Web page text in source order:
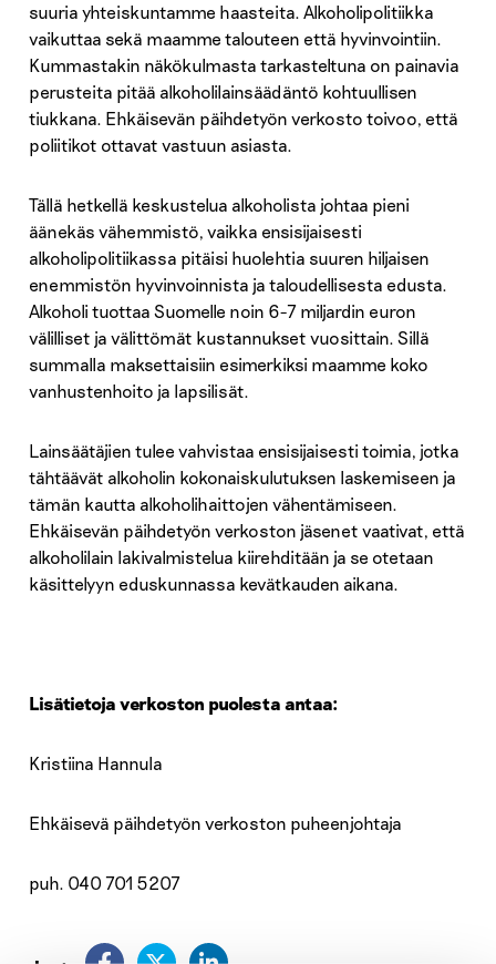
suuria yhteiskuntamme haasteita. Alkoholipolitiikka
vaikuttaa sekä maamme talouteen että hyvinvointiin.
Kummastakin näkökulmasta tarkasteltuna on painavia
perusteita pitää alkoholilainsäädäntö kohtuullisen
tiukkana. Ehkäisevän päihdetyön verkosto toivoo, että
poliitikot ottavat vastuun asiasta.
Tällä hetkellä keskustelua alkoholista johtaa pieni
äänekäs vähemmistö, vaikka ensisijaisesti
alkoholipolitiikassa pitäisi huolehtia suuren hiljaisen
enemmistön hyvinvoinnista ja taloudellisesta edusta.
Alkoholi tuottaa Suomelle noin 6-7 miljardin euron
välilliset ja välittömät kustannukset vuosittain. Sillä
summalla maksettaisiin esimerkiksi maamme koko
vanhustenhoito ja lapsilisät.
Lainsäätäjien tulee vahvistaa ensisijaisesti toimia, jotka
tähtäävät alkoholin kokonaiskulutuksen laskemiseen ja
tämän kautta alkoholihaittojen vähentämiseen.
Ehkäisevän päihdetyön verkoston jäsenet vaativat, että
alkoholilain lakivalmistelua kiirehditään ja se otetaan
käsittelyyn eduskunnassa kevätkauden aikana.
Lisätietoja verkoston puolesta antaa:
Kristiina Hannula
Ehkäisevä päihdetyön verkoston puheenjohtaja
puh. 040 701 5207